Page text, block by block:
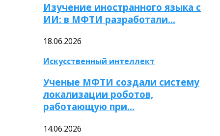
Изучение иностранного языка с
ИИ: в МФТИ разработали…
18.06.2026
Искусственный интеллект
Ученые МФТИ создали систему
локализации роботов,
работающую при…
14.06.2026